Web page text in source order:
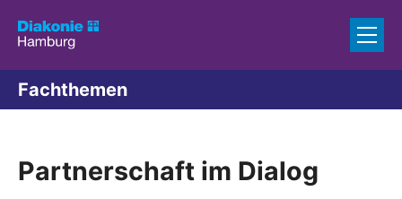
Fachthemen
Partnerschaft im Dialog